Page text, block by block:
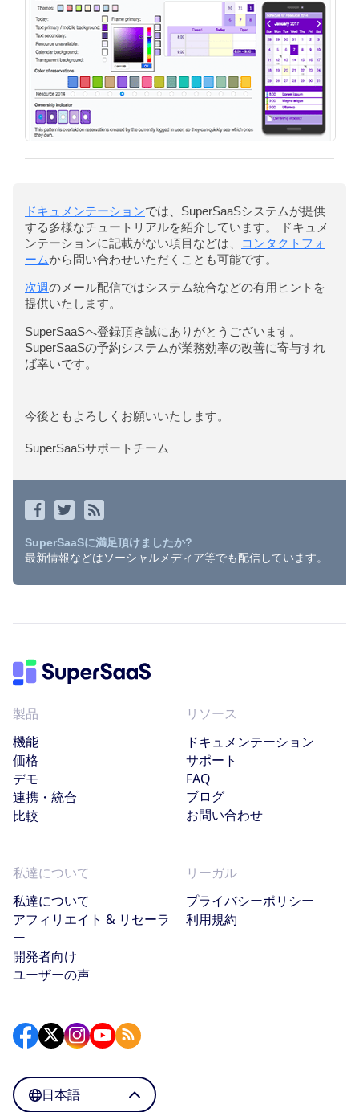
ドキュメンテーションでは、SuperSaaSシステムが提供
する多様なチュートリアルを紹介しています。 ドキュメ
ンテーションに記載がない項目などは、
コンタクトフォ
ームから問い合わせいただくことも可能です。
次週のメール配信ではシステム統合などの有用ヒントを
提供いたします。
SuperSaaSへ登録頂き誠にありがとうございます。
SuperSaaSの予約システムが業務効率の改善に寄与すれ
ば幸いです。
今後ともよろしくお願いいたします。
SuperSaaSサポートチーム
SuperSaaSに満足頂けましたか?
最新情報などはソーシャルメディア等でも配信しています。
製品
機能
価格
デモ
連携・統合
比較
リソース
ドキュメンテーション
サポート
FAQ
ブログ
お問い合わせ
私達について
私達について
アフィリエイト & リセーラ
ー
開発者向け
ユーザーの声
リーガル
プライバシーポリシー
利用規約
日本語